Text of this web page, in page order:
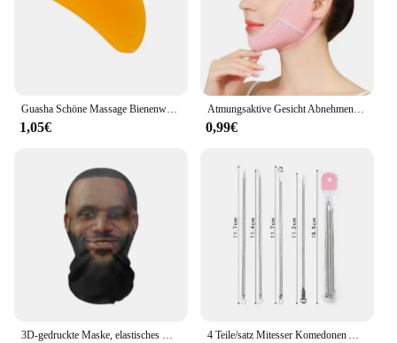
Guasha Schöne Massage Bienenwachs Schaben Massage Schaber Gesicht Massagegerät Akupunktur Gua Sha Auge Gesicht Bord SPA Massage Werkzeug
1,05€
Atmungsaktive Gesicht Abnehmen Verband Frauen Kinn Wange Lift Up Gürtel V Linie Gesicht Shaper Gesichts Massage Strap Hautpflege Schönheit Werkzeuge
0,99€
3D-gedruckte Maske, elastisches Netz, Vollgesichtsmaske für Männer und Frauen, Cosplay, Kopfbedeckung, Neuheitszubehör, knifflige Kapuze, Party, Cosplay-Requisiten 4 Teile/satz Mitesser Komedonen Akne Pickel Belmish Extractor Vakuum Mitesser Entferner Werkzeug Löffel Rose Gold Für Gesicht Hautpflege Werkzeug